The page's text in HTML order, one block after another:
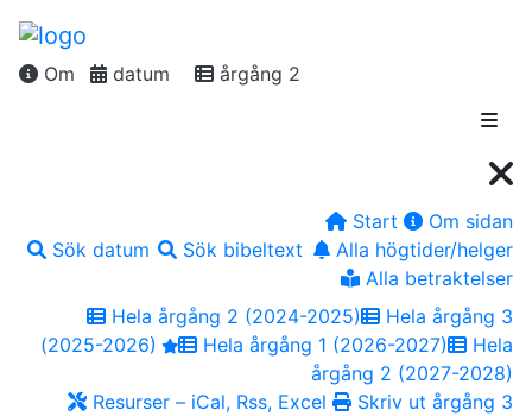
Om datum årgång 2
Start
Om sidan
Sök datum
Sök bibeltext
Alla högtider/helger
Alla betraktelser
Hela årgång 2 (2024-2025)
Hela årgång 3
(2025-2026)
Hela årgång 1 (2026-2027)
Hela
årgång 2 (2027-2028)
Resurser – iCal, Rss, Excel
Skriv ut årgång 3